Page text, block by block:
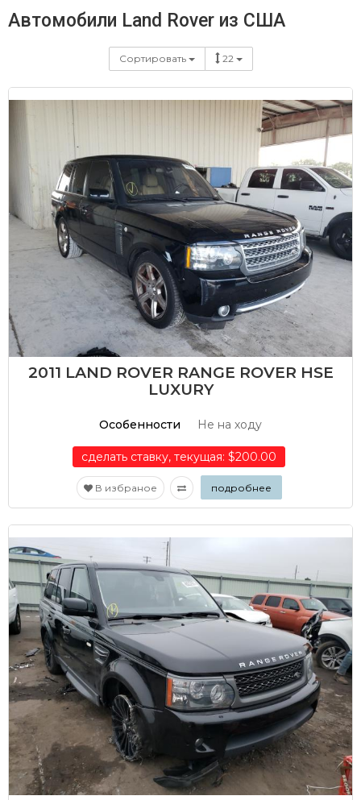
Автомобили Land Rover из США
Сортировать 22
2011 LAND ROVER RANGE ROVER HSE
LUXURY
Особенности Не на ходу
сделать ставку, текущая: $200.00
В избраное подробнее